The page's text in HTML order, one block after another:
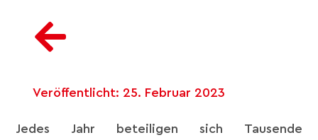
Veröffentlicht: 25. Februar 2023
Jedes Jahr beteiligen sich Tausende